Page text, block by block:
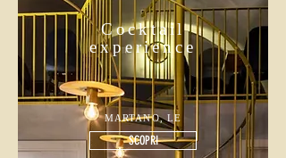
Cocktail
experience
MARTANO, LE
SCOPRI